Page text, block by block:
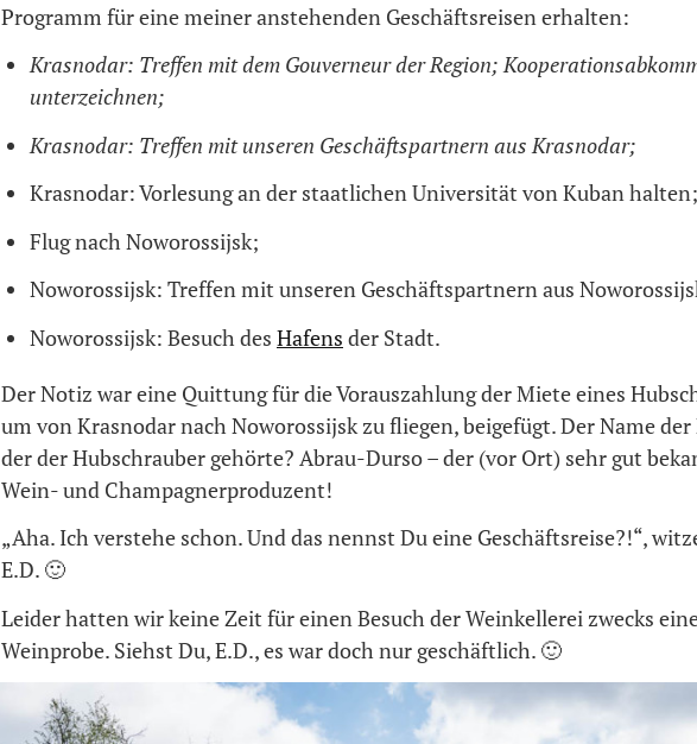
Programm für eine meiner anstehenden Geschäftsreisen erhalten:
Krasnodar: Treffen mit dem Gouverneur der Region;
unterzeichnen;
Krasnodar: Treffen mit unseren Geschäftspartnern aus Krasnodar;
Krasnodar: Vorlesung an der staatlichen Universität von Kuban halten;
Flug nach Noworossijsk;
Noworossijsk: Treffen mit unseren Geschäftspartnern aus
Noworossijsk: Besuch des Hafens der Stadt.
Der Notiz war eine Quittung für die Vorauszahlung der Miete eines
um von Krasnodar nach Noworossijsk zu fliegen, beigefügt. Der Name
der der Hubschrauber gehörte? Abrau-Durso – der (vor Ort) sehr gut
Wein- und Champagnerproduzent!
„Aha. Ich verstehe schon. Und das nennst Du eine Geschäftsreise?!“,
E.D. 🙂
Leider hatten wir keine Zeit für einen Besuch der Weinkellerei zwecks
Weinprobe. Siehst Du, E.D., es war doch nur geschäftlich. 🙂